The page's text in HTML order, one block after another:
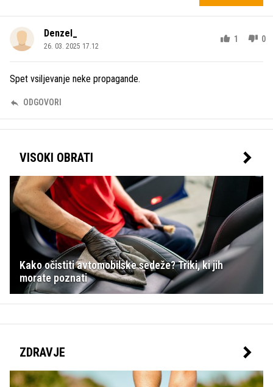
Denzel_
26. 03. 2025 17.12
1 0
Spet vsiljevanje neke propagande.
ODGOVORI
VISOKI OBRATI
Kako očistiti avtomobilske sedeže? Triki, ki jih
morate poznati
ZDRAVJE